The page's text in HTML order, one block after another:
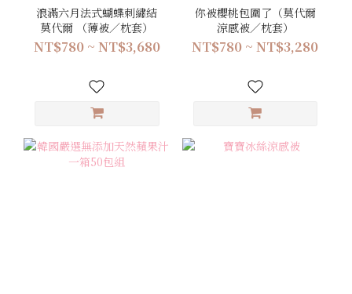
浪滿六月法式蝴蝶刺繡結
莫代爾 （薄被／枕套）
NT$780 ~ NT$3,680
你被櫻桃包圍了（莫代爾
涼感被／枕套）
NT$780 ~ NT$3,280